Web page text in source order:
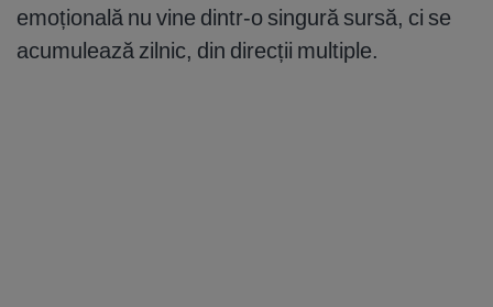
emoțională nu vine dintr-o singură sursă, ci se
acumulează zilnic, din direcții multiple.